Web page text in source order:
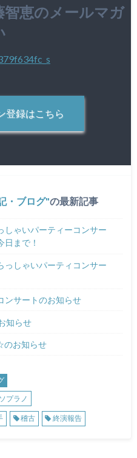
智恵のメールマガ
登録はこちら
・ブログ の最新記事
しゃいパーティーコンサー
日まで！
っしゃいパーティコンサー
ンサートのお知らせ
知らせ
お知らせ
ソプラノ
稽古 終演報告